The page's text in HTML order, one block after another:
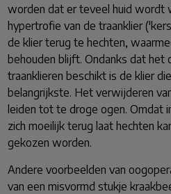
worden dat er teveel huid wordt
hypertrofie van de traanklier
de klier terug te hechten,
behouden blijft. Ondanks dat het
traanklieren beschikt is de klier
belangrijkste. Het verwijderen
leiden tot te droge ogen. Omdat
zich moeilijk terug laat hechten
gekozen worden.
Andere voorbeelden van
van een misvormd stukje